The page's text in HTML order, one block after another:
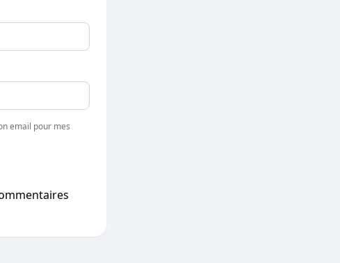
email pour mes